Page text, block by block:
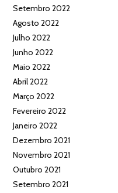
Setembro 2022
Agosto 2022
Julho 2022
Junho 2022
Maio 2022
Abril 2022
Março 2022
Fevereiro 2022
Janeiro 2022
Dezembro 2021
Novembro 2021
Outubro 2021
Setembro 2021